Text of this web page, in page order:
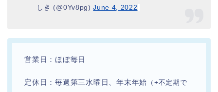
— しき (@0Yv8pg)June 4, 2022
営業日：ほぼ毎日
定休日：毎週第三水曜日、年末年始 （+不定期で